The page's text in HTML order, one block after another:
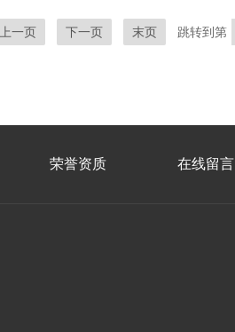
上一页 下一页 末页 跳转到第
荣誉资质 在线留言